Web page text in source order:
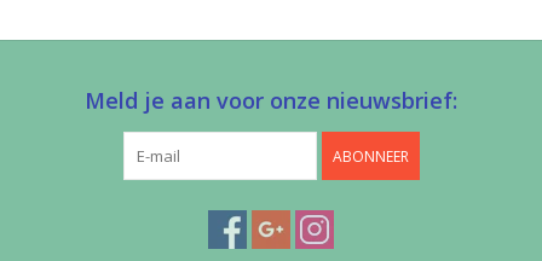
Meld je aan voor onze nieuwsbrief:
ABONNEER